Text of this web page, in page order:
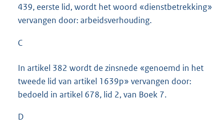
439, eerste lid, wordt het woord «dienstbetrekking»
vervangen door: arbeidsverhouding.
C
In artikel 382 wordt de zinsnede «genoemd in het
tweede lid van artikel 1639p» vervangen door:
bedoeld in artikel 678, lid 2, van Boek 7.
D